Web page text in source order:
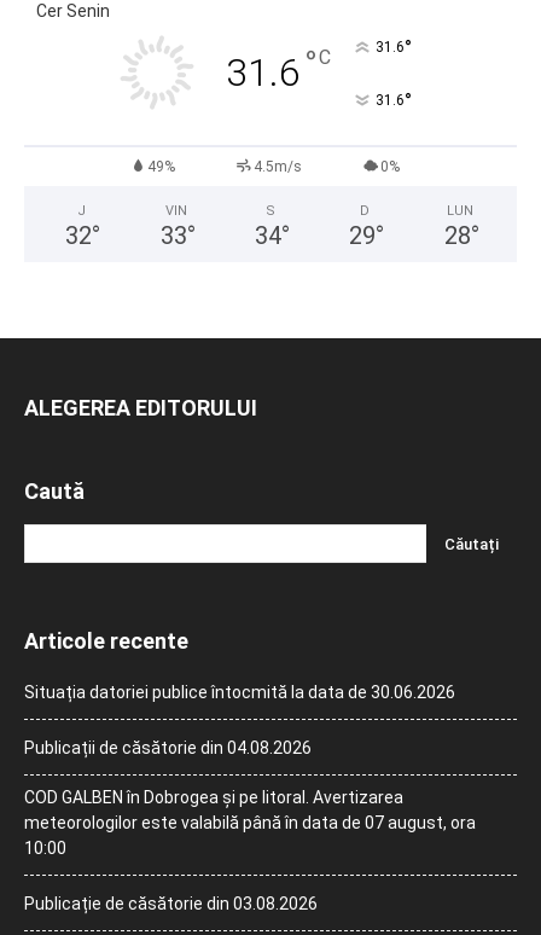
Cer Senin
31.6 °C 31.6°
31.6°
49% 4.5m/s 0%
J
32°
VIN
33°
S
34°
D
29°
LUN
28°
ALEGEREA EDITORULUI
Caută
Articole recente
Situația datoriei publice întocmită la data de 30.06.2026
Publicații de căsătorie din 04.08.2026
COD GALBEN în Dobrogea și pe litoral. Avertizarea
meteorologilor este valabilă până în data de 07 august, ora
10:00
Publicație de căsătorie din 03.08.2026